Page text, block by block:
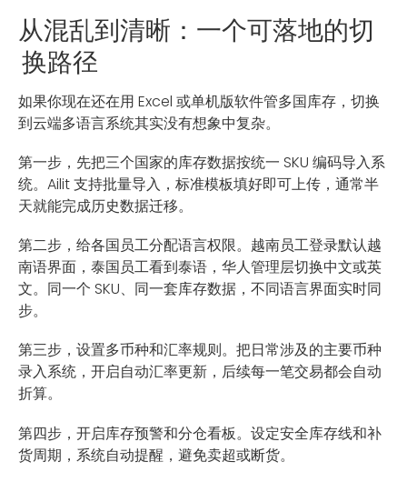
从混乱到清晰：一个可落地的切
换路径
如果你现在还在用 Excel 或单机版软件管多国库存，切换
到云端多语言系统其实没有想象中复杂。
第一步，先把三个国家的库存数据按统一 SKU 编码导入系
统。Ailit 支持批量导入，标准模板填好即可上传，通常半
天就能完成历史数据迁移。
第二步，给各国员工分配语言权限。越南员工登录默认越
南语界面，泰国员工看到泰语，华人管理层切换中文或英
文。同一个 SKU、同一套库存数据，不同语言界面实时同
步。
第三步，设置多币种和汇率规则。把日常涉及的主要币种
录入系统，开启自动汇率更新，后续每一笔交易都会自动
折算。
第四步，开启库存预警和分仓看板。设定安全库存线和补
货周期，系统自动提醒，避免卖超或断货。